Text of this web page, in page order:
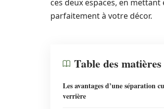
ces deux espaces, en
parfaitement à votre décor.
Table des matières
Les avantages d’une séparation
verrière